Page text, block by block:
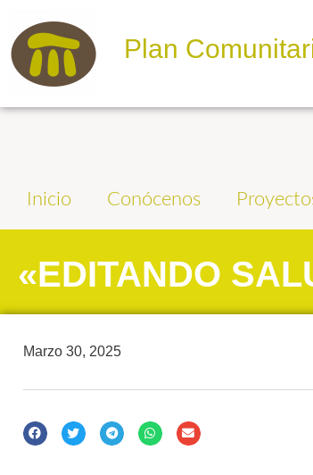
Plan
Inicio Conócenos
«EDITANDO
Marzo 30, 2025